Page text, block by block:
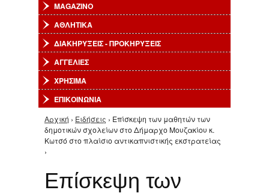
MAGAZINO
ΑΘΛΗΤΙΚΑ
ΔΙΑΚΗΡΥΞΕΙΣ - ΠΡΟΚΗΡΥΞΕΙΣ
ΑΓΓΕΛΙΕΣ
ΧΡΗΣΙΜΑ
ΕΠΙΚΟΙΝΩΝΙΑ
Είστε εδώ
Αρχική › Ειδήσεις › Επίσκεψη των μαθητών των
δημοτικών σχολείων στο Δήμαρχο Μουζακίου κ.
Κωτσό στο πλαίσιο αντικαπνιστικής εκστρατείας
›
Επίσκεψη των